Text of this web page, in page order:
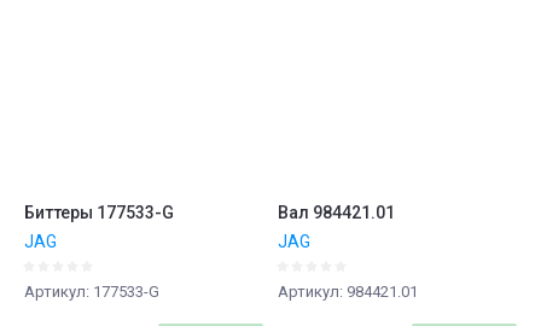
Биттеры 177533-G
JAG
Артикул: 177533-G
Вал 984421.01
JAG
Артикул: 984421.01